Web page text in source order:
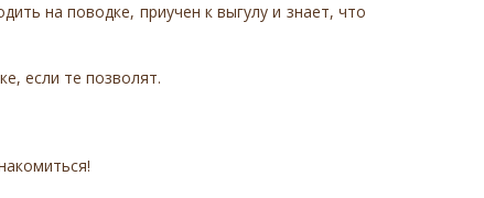
на поводке, приучен к выгулу и знает, что
если те позволят.